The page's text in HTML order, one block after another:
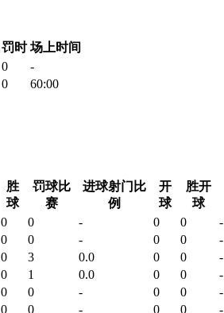
罚时 场上时间
0
-
0
60:00
胜
球
罚球比
赛
进球射门比
例
开
球
胜开
球
0 0 - 0 0 -
0 0 - 0 0 -
0 3 0.0 0 0 -
0 1 0.0 0 0 -
0 0 - 0 0 -
0 0 - 0 0 -